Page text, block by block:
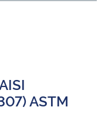
ASTM